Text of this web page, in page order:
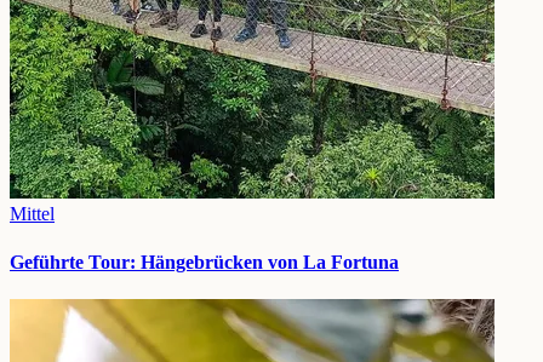
Mittel
Geführte Tour: Hängebrücken von La Fortuna